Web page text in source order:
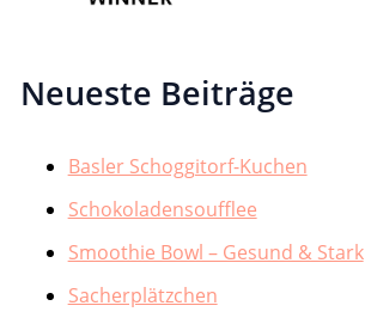
Neueste Beiträge
Basler Schoggitorf-Kuchen
Schokoladensoufflee
Smoothie Bowl – Gesund & Stark
Sacherplätzchen